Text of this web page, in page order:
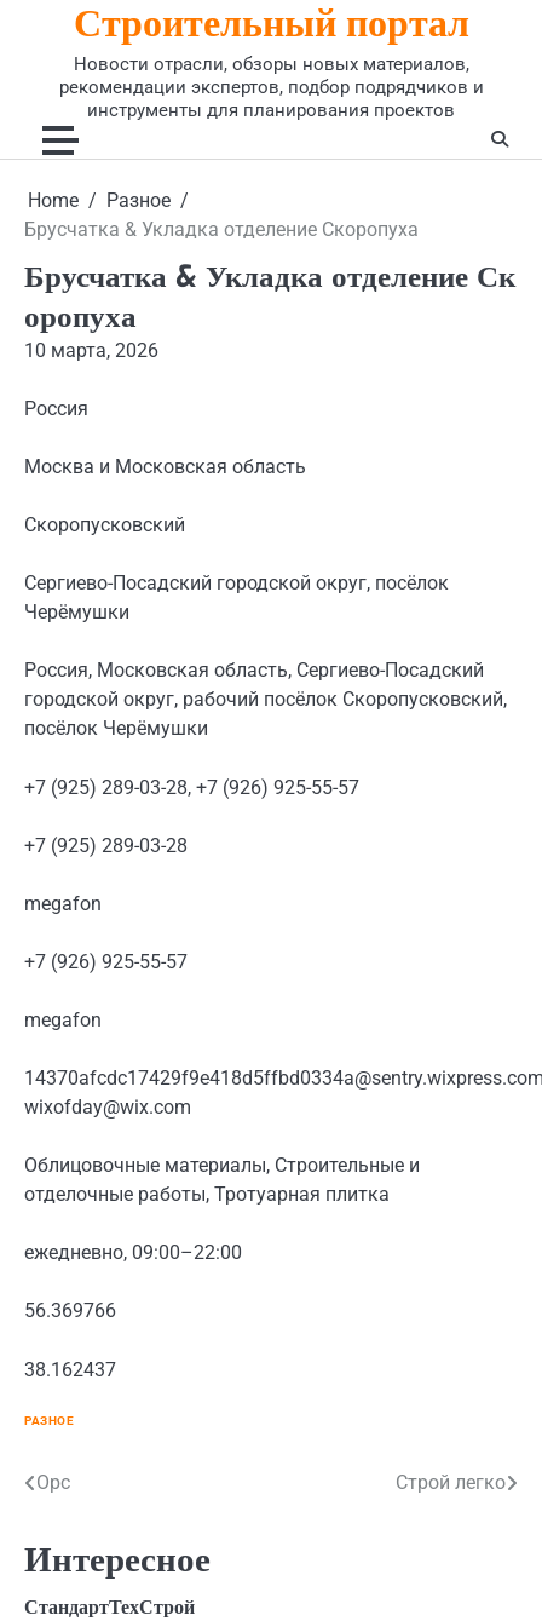
Строительный портал
Новости отрасли, обзоры новых материалов,
рекомендации экспертов, подбор подрядчиков и
инструменты для планирования проектов
Home
Разное
Брусчатка & Укладка отделение Скоропуха
Брусчатка & Укладка отделение Ск
оропуха
10 марта, 2026
Россия
Москва и Московская область
Скоропусковский
Сергиево-Посадский городской округ, посёлок
Черёмушки
Россия, Московская область, Сергиево-Посадский
городской округ, рабочий посёлок Скоропусковский,
посёлок Черёмушки
+7 (925) 289-03-28, +7 (926) 925-55-57
+7 (925) 289-03-28
megafon
+7 (926) 925-55-57
megafon
wixofday@wix.com
Облицовочные материалы, Строительные и
отделочные работы, Тротуарная плитка
ежедневно, 09:00–22:00
56.369766
38.162437
РАЗНОЕ
Навигация
записям
Орс Строй легко
Интересное
СтандартТехСтрой